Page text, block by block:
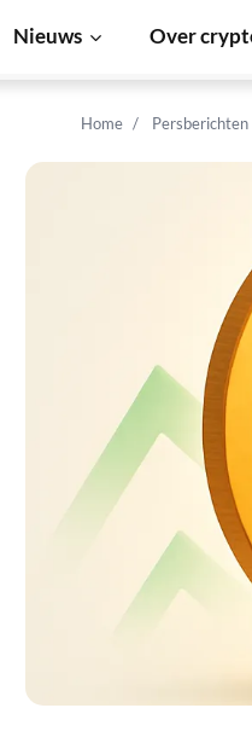
Nieuws Over
Home Persberichten